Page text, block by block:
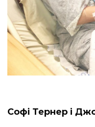
Софі Тернер і